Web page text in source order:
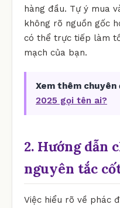
hàng đầu. Tự ý mua
không rõ nguồn gốc
có thể trực tiếp làm
mạch của bạn.
Xem thêm chuyên
2025 gọi tên ai?
2. Hướng dẫn
nguyên tắc
Việc hiểu rõ về phác